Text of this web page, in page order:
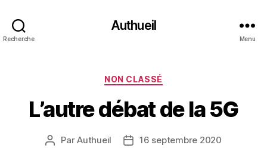
Recherche
Authueil
Menu
Catégories
NON CLASSÉ
L’autre débat de la 5G
Auteur
ParAuthueil
Date16 septembre 2020